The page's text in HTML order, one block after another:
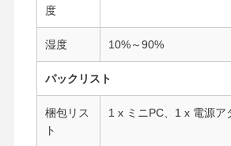
度
湿度 10%～90%
パックリスト
梱包リス
ト
1 x ミニPC、1 x 電源